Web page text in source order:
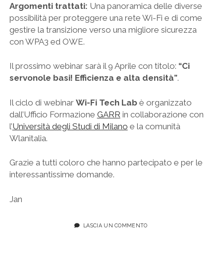
Argomenti trattati: Una panoramica delle diverse
possibilità per proteggere una rete Wi-Fi e di come
gestire la transizione verso una migliore sicurezza
con WPA3 ed OWE.
Il prossimo webinar sarà il 9 Aprile con titolo: “Ci
servonole basi! Efficienza e alta densità”.
Il ciclo di webinar Wi-Fi Tech Labè organizzato
dall’Ufficio Formazione GARR in collaborazione con
l’Università degli Studi di Milano e la comunità
Wlanitalia.
Grazie a tutti coloro che hanno partecipato e per le
interessantissime domande.
Jan
LASCIA UN COMMENTO